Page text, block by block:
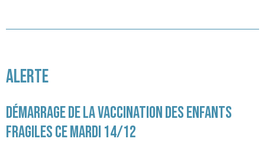
Alerte
Démarrage de la vaccination des enfants
fragiles ce mardi 14/12